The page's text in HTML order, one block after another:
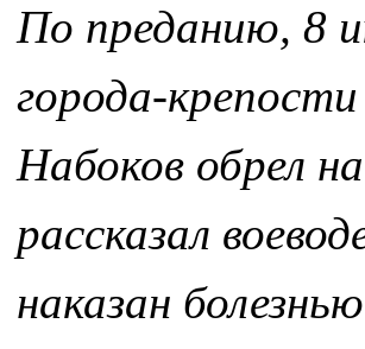
По преданию, 8
города-
Набоков обрел
рассказал
наказан